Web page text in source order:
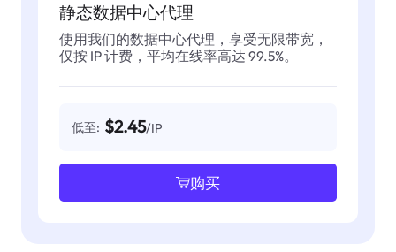
静态数据中心代理
使用我们的数据中心代理，享受无限带宽，
仅按 IP 计费，平均在线率高达 99.5%。
低至: $2.45/IP
购买